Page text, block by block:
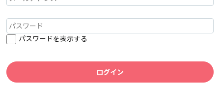
パスワードを表示する